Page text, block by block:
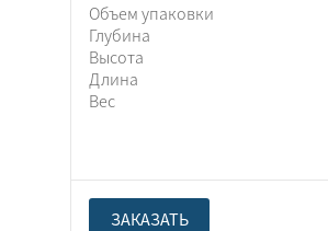
Объем упаковки
Глубина
Высота
Длина
Вес
ЗАКАЗАТЬ